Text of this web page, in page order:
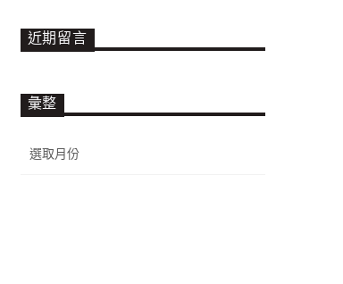
近期留言
彙整
整